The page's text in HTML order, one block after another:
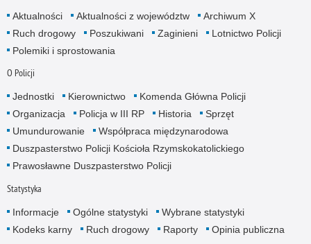
Aktualności Aktualności z województw
Archiwum X
Ruch drogowy
Poszukiwani Zaginieni
Lotnictwo Policji
Polemiki i sprostowania
O Policji
Jednostki Kierownictwo
Komenda Główna Policji
Organizacja
Policja w III RP Historia
Sprzęt
Umundurowanie
Współpraca międzynarodowa
Duszpasterstwo Policji Kościoła Rzymskokatolickiego
Prawosławne Duszpasterstwo Policji
Statystyka
Informacje Ogólne statystyki
Wybrane statystyki
Kodeks karny
Ruch drogowy Raporty Opinia publiczna